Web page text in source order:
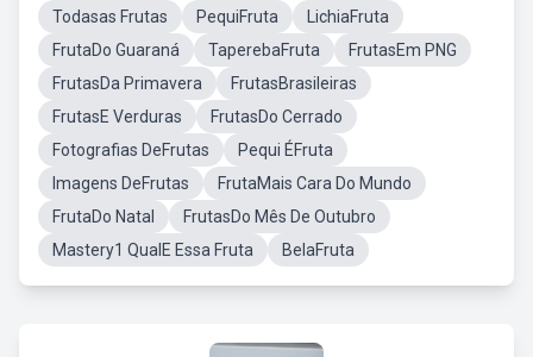
Todasas Frutas
PequiFruta
LichiaFruta
FrutaDo Guaraná
TaperebaFruta
FrutasEm PNG
FrutasDa Primavera
FrutasBrasileiras
FrutasE Verduras
FrutasDo Cerrado
Fotografias DeFrutas
Pequi ÉFruta
Imagens DeFrutas
FrutaMais Cara Do Mundo
FrutaDo Natal
FrutasDo Mês De Outubro
Mastery1 QualE Essa Fruta
BelaFruta